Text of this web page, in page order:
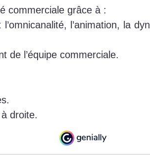
commerciale grâce à :
l’animation, la
de l’équipe commerciale.
droite.